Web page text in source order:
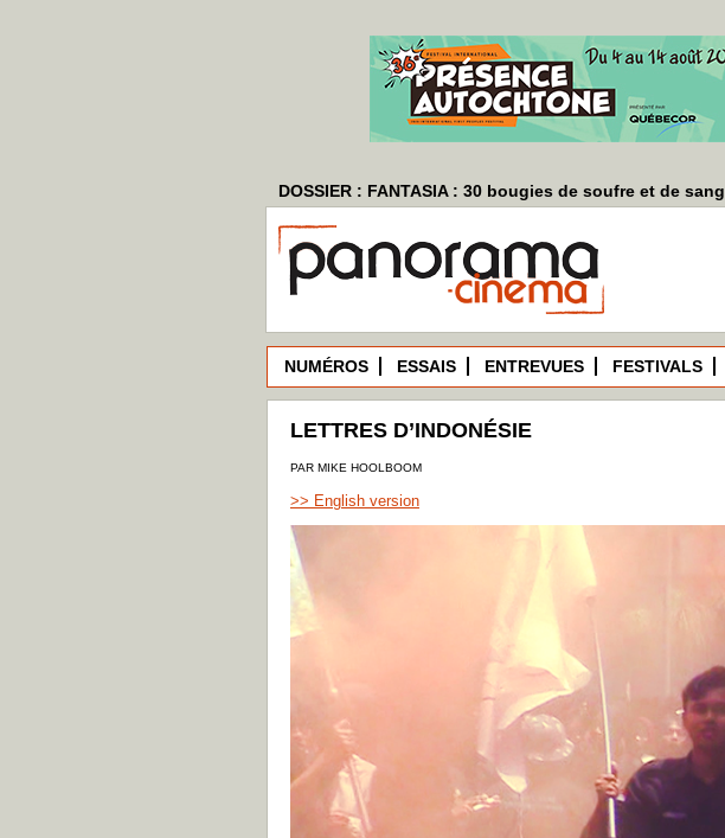
DOSSIER : FANTASIA : 30 bougies de soufre et de sang
NUMÉROS ESSAIS ENTREVUES FESTIVALS
LETTRES D’INDONÉSIE
PAR MIKE HOOLBOOM
>> English version